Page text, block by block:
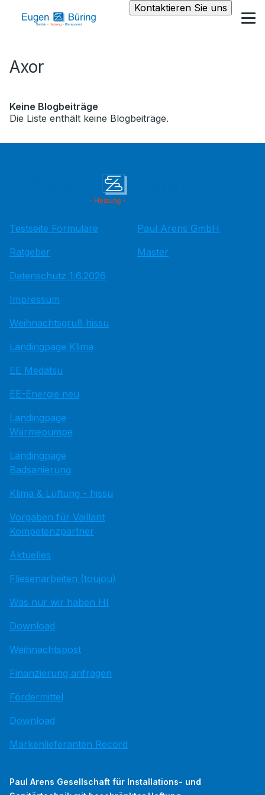
Kontaktieren Sie uns
Axor
Keine Blogbeiträge
Die Liste enthält keine Blogbeiträge.
Testseite Formulare
Ratgeber
Datenschutz 1.6.2026
Impressum
Weihnachtsgruß hissu
Landingpage Klima
EE Medatsu
EE-Energie neu
Landingpage
Wärmepumpe
Landingpage
Badsanierung
Klima & Lüftung - hissu
Vorgaben für Vaillant
Kompetenzpartner
Aktuelles
Fliesenarbeiten (toujou)
Was nur wir haben HI
Download
Weihnachtspost
Finanzierung anfragen
Fördermittel
Download
Markenlieferanten Record
Paul Arens GmbH
Master
Paul Arens Gesellschaft für Installations- und